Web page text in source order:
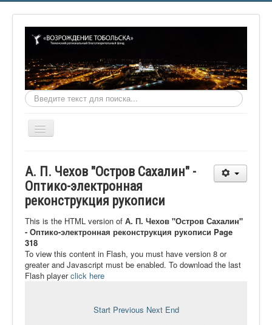
Искать...
Включить/
О фонде
Онлайн библиотека
Видеоматериалы
Контакты
Сайт проекта Достоевский
Ермаковополе.рф
А. П. Чехов "Остров Сахалин" -
Оптико-электронная
реконструкция рукописи
This is the HTML version of А. П. Чехов "Остров Сахалин"
- Оптико-электронная реконструкция рукописи Page
318
To view this content in Flash, you must have version 8 or
greater and Javascript must be enabled. To download the last
Flash playerclick here
Start Previous Next End